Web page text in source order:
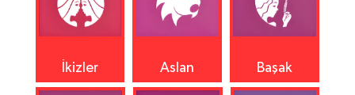
İkizler Aslan Başak